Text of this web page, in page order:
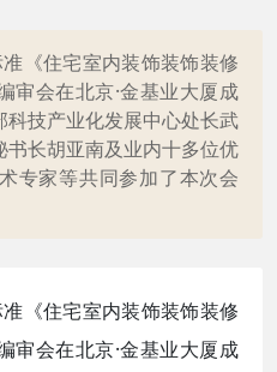
《住宅室内装饰装饰装修
审会在北京·金基业大厦成
技产业化发展中心处长武
长胡亚南及业内十多位优
专家等共同参加了本次会
《住宅室内装饰装饰装修
审会在北京·金基业大厦成